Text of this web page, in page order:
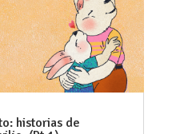
historias de